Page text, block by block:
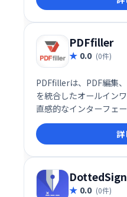
PDFfiller
0.0 (0件)
PDFfillerは、PDF編集
を統合したオールイン
直感的なインターフェ
プの両方から利用可能
ーを効率化し、時間を
文書から個人書類まで
雑な作業も簡単に処理
理を実現します。
詳
DottedSign
0.0 (0件)